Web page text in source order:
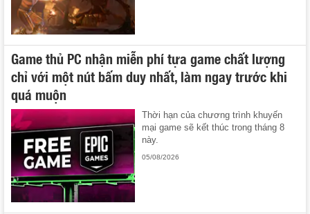
Game thủ PC nhận miễn phí tựa game chất lượng
chỉ với một nút bấm duy nhất, làm ngay trước khi
quá muộn
Thời hạn của chương trình khuyến
mại game sẽ kết thúc trong tháng 8
này.
05/08/2026